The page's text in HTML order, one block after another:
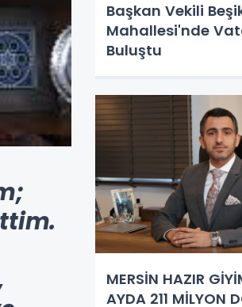
Başkan Vekili
Mahallesi'nde
Buluştu
MERSİN HAZIR
AYDA 211 MİLYON